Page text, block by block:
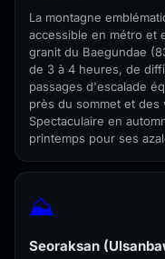
La montagne
accessible en métro et
granit du Baegundae
de 3 à 4 heures, de
passages d'escalade
près du sommet et des
Spectaculaire en
printemps pour ses
⛰️
Seoraksan